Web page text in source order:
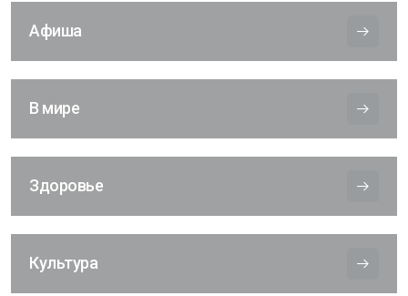
Афиша
В мире
Здоровье
Культура